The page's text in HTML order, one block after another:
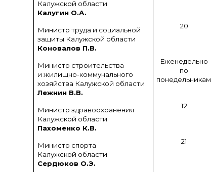
Калужской области
Калугин О.А.
Министр труда и социальной
защиты Калужской области
Коновалов П.В.
20
Министр строительства
и жилищно-коммунального
хозяйства Калужской области
Лежнин В.В.
Еженедельно
по
понедельникам
Министр здравоохранения
Калужской области
Пахоменко К.В.
12
Министр спорта
Калужской области
Сердюков О.Э.
21